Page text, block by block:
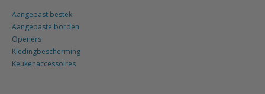
Aangepast bestek
Aangepaste borden
Openers
Kledingbescherming
Keukenaccessoires